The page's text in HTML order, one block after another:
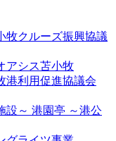
牧クルーズ振興協議
アシス苫小牧
港利用促進協議会
港園亭 ～港公